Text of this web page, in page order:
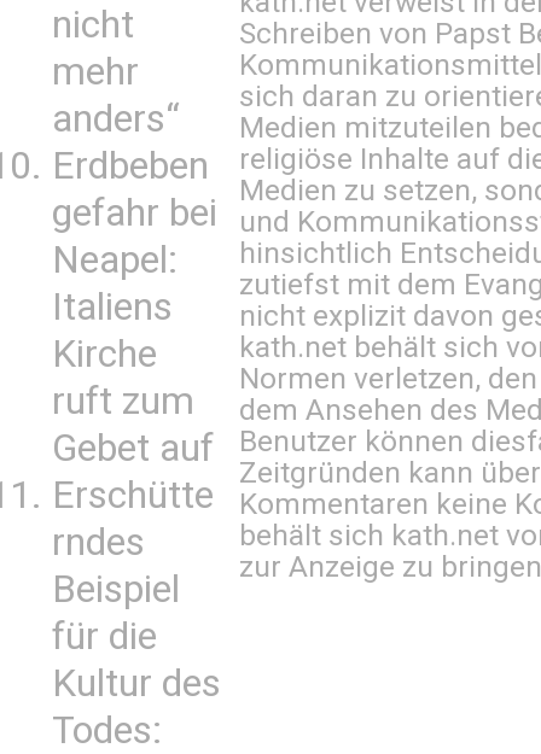
nicht
mehr
anders“
Erdbeben
gefahr bei
Neapel:
Italiens
Kirche
ruft zum
Gebet auf
Erschütte
rndes
Beispiel
für die
Kultur des
Todes:
Schreiben von Papst
sich daran zu
Medien mitzuteilen
religiöse Inhalte auf
Medien zu setzen,
und
hinsichtlich
zutiefst mit dem
nicht explizit davon
kath.net behält sich
Normen verletzen,
dem Ansehen des
Benutzer können
Zeitgründen kann
Kommentaren keine
behält sich kath.net
zur Anzeige zu